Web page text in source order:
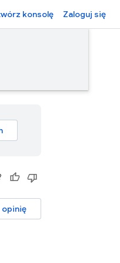
konsolę Zaloguj się
opinię